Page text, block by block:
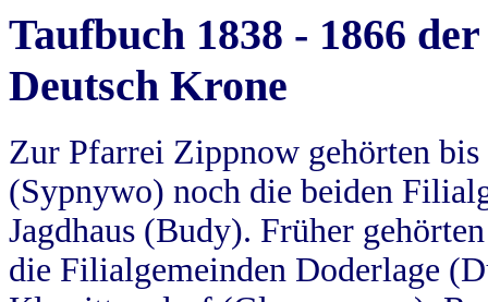
Taufbuch 1838 - 1866
Deutsch Krone
Zur Pfarrei Zippnow gehörten
(Sypnywo) noch die beiden
Jagdhaus (Budy). Früher
die Filialgemeinden Doderlage